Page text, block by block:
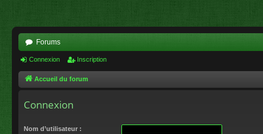
Forums
Connexion Inscription
Accueil du forum
Connexion
Nom d’utilisateur :